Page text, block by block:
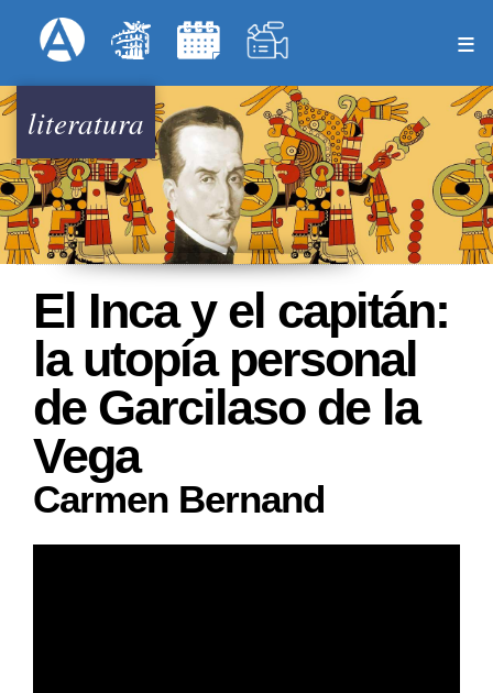
al
principal
Menú Superior
literatura
El Inca y el capitán:
la utopía personal
de Garcilaso de la
Vega
Carmen Bernand